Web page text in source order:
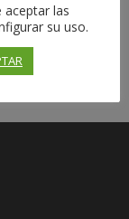
aceptar las
su uso.